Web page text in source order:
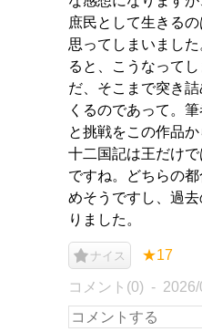
庶民として生きる
思ってしまいまし
ると、こうなって
だ、そこまで突き
くるのであって。
と挑戦をこの作品
十二国記は王だけ
ですね。どちらの
めそうですし、過
りました。
ナイス ★17
コメント(0)